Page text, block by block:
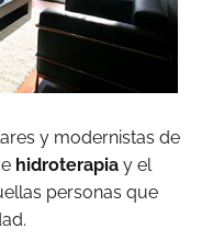
y modernistas de
hidroterapia y el
personas que